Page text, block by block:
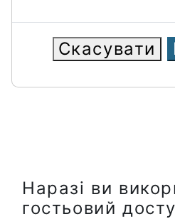
Скасувати
Наразі ви
гостьовий